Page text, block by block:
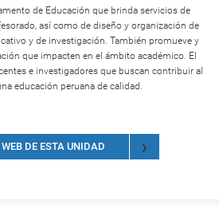
de Educación que brinda servicios de
así como de diseño y organización de
y de investigación. También promueve y
que impacten en el ámbito académico. El
e investigadores que buscan contribuir al
educación peruana de calidad.
DE ESTA UNIDAD